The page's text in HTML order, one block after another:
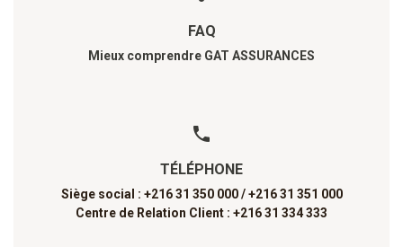
FAQ
Mieux comprendre GAT ASSURANCES
TÉLÉPHONE
Siège social : +216 31 350 000 / +216 31 351 000
Centre de Relation Client : +216 31 334 333